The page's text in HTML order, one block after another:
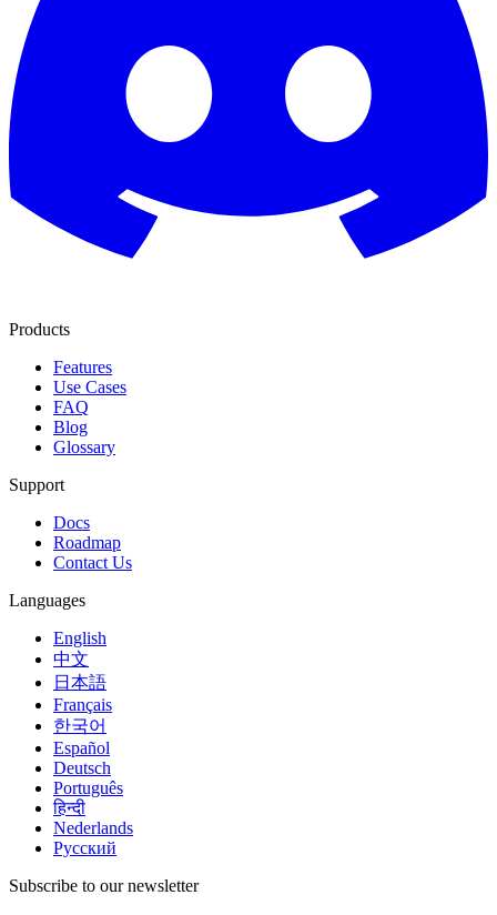
Products
Features
Use Cases
FAQ
Blog
Glossary
Support
Docs
Roadmap
Contact Us
Languages
English
中文
日本語
Français
한국어
Español
Deutsch
Português
हिन्दी
Nederlands
Русский
Subscribe to our newsletter